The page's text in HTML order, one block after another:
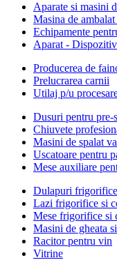
Aparate si masini
Masina de
Echipamente
Aparat -
Producerea de
Prelucrarea carnii
Utilaj p/u
Dusuri pentru pre-
Chiuvete
Masini de spalat
Uscatoare pentru
Mese auxiliare
Dulapuri frigorifice
Lazi frigorifice si
Mese frigorifice si
Masini de gheata
Racitor pentru vin
Vitrine